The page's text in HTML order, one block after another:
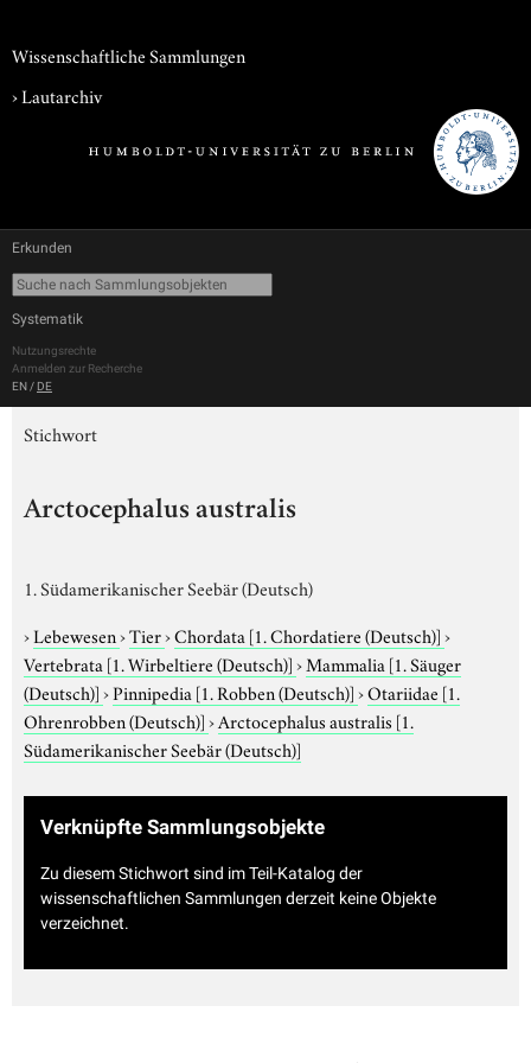
Wissenschaftliche Sammlungen
›Lautarchiv
Erkunden
Systematik
Nutzungsrechte
Anmelden zur Recherche
EN / DE
Stichwort
Arctocephalus australis
1. Südamerikanischer Seebär (Deutsch)
›Lebewesen›Tier›Chordata [1. Chordatiere (Deutsch)]›
Vertebrata [1. Wirbeltiere (Deutsch)]›Mammalia [1. Säuger
(Deutsch)]›Pinnipedia [1. Robben (Deutsch)]›Otariidae [1.
Ohrenrobben (Deutsch)]›Arctocephalus australis [1.
Südamerikanischer Seebär (Deutsch)]
Verknüpfte Sammlungsobjekte
Zu diesem Stichwort sind im Teil-Katalog der
wissenschaftlichen Sammlungen derzeit keine Objekte
verzeichnet.